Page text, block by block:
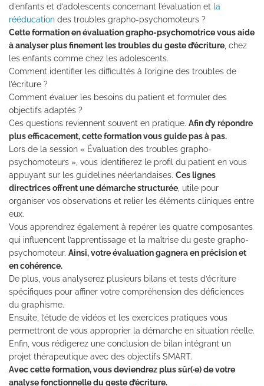
d’enfants et d’adolescents concernant l’évaluation et la
rééducation des troubles grapho-psychomoteurs ?
Cette formation en évaluation grapho-psychomotrice vous aide
à analyser plus finement les troubles du geste d’écriture , chez
les enfants comme chez les adolescents.
Comment identifier les difficultés à l’origine des troubles de
l’écriture ?
Comment évaluer les besoins du patient et formuler des
objectifs adaptés ?
Ces questions reviennent souvent en pratique. Afin d’y répondre
plus efficacement, cette formation vous guide pas à pas.
Lors de la session « Évaluation des troubles grapho-
psychomoteurs », vous identifierez le profil du patient en vous
appuyant sur les guidelines néerlandaises. Ces lignes
directrices offrent une démarche structurée , utile pour
organiser vos observations et relier les éléments cliniques entre
eux.
Vous apprendrez également à repérer les quatre composantes
qui influencent l’apprentissage et la maîtrise du geste grapho-
psychomoteur. Ainsi, votre évaluation gagnera en précision et
en cohérence.
De plus, vous analyserez plusieurs bilans et tests d’écriture
spécifiques pour affiner votre compréhension des déficiences
du graphisme.
Ensuite, l’étude de vidéos et les exercices pratiques vous
permettront de vous approprier la démarche en situation réelle.
Enfin, vous rédigerez une conclusion de bilan intégrant un
projet thérapeutique avec des objectifs SMART.
Avec cette formation, vous deviendrez plus sûr(·e) de votre
analyse fonctionnelle du geste d’écriture.